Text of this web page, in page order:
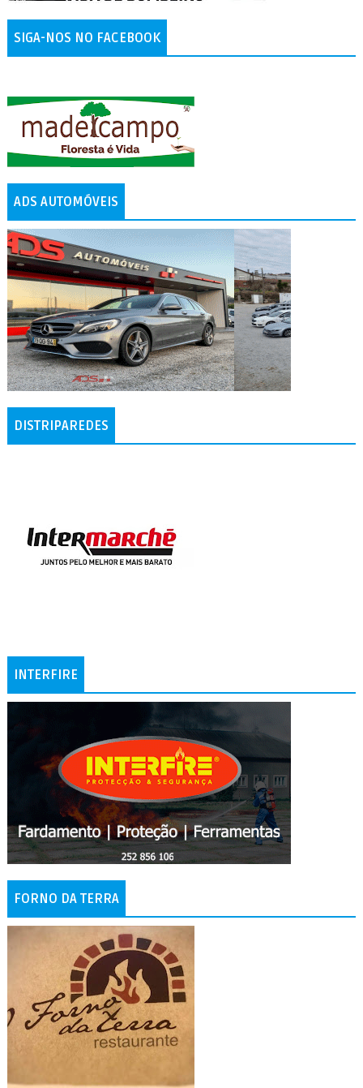
SIGA-NOS NO FACEBOOK
ADS AUTOMÓVEIS
DISTRIPAREDES
INTERFIRE
FORNO DA TERRA